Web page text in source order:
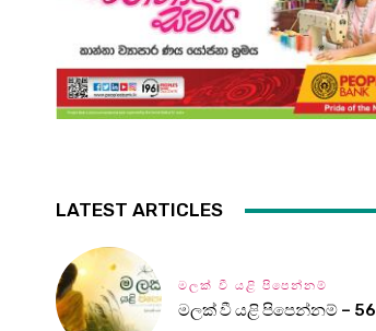
LATEST ARTICLES
මලක් වී යළි පිපෙන්නම්
මලක් වී යළි පිපෙන්නම් – 56